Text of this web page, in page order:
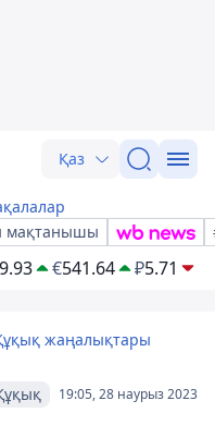
Қаз
мақтанышы
€541.64 ₽5.71
жаңалықтары
19:05, 28 наурыз 2023